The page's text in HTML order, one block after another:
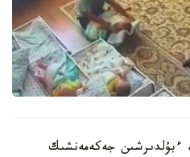
ءبۇلدىرشىن جەكەمەنشىك